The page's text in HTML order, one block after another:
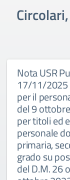
Nota USR
17/11/2025
per il
del 9
per titoli ed
personale
primaria,
grado su
del D.M. 26